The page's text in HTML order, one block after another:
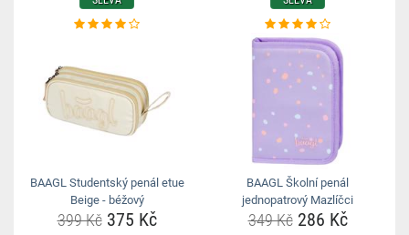
BAAGL Studentský penál etue
Beige - béžový
399 Kč375 Kč
BAAGL Školní penál
jednopatrový Mazlíčci
349 Kč286 Kč